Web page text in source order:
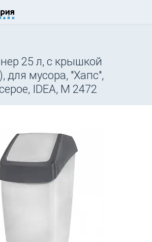
25 л, с крышкой
для мусора, "Хапс",
IDEA, М 2472